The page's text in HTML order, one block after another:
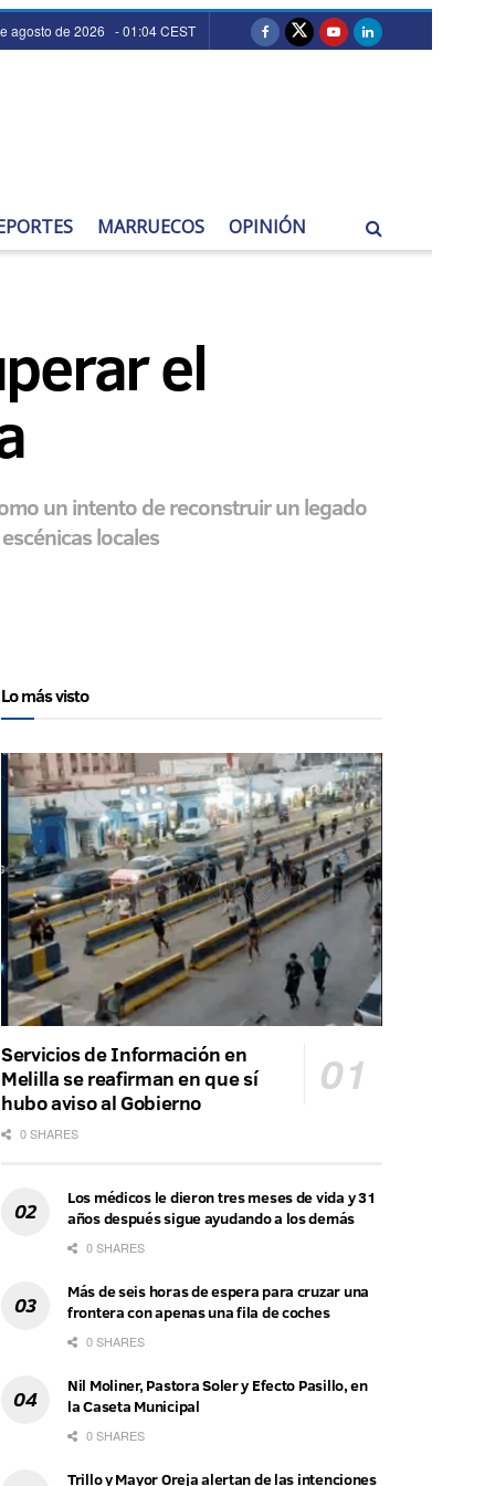
agosto de 2026 - 01:04 CEST
MARRUECOS OPINIÓN
el
un intento de reconstruir un legado
locales
Lo más visto
Servicios de Información en
Melilla se reafirman en que sí
hubo aviso al Gobierno
0 SHARES
Los médicos le dieron tres meses de vida y 31
años después sigue ayudando a los demás
0 SHARES
Más de seis horas de espera para cruzar una
frontera con apenas una fila de coches
0 SHARES
Nil Moliner, Pastora Soler y Efecto Pasillo, en
la Caseta Municipal
0 SHARES
Trillo y Mayor Oreja alertan de las intenciones